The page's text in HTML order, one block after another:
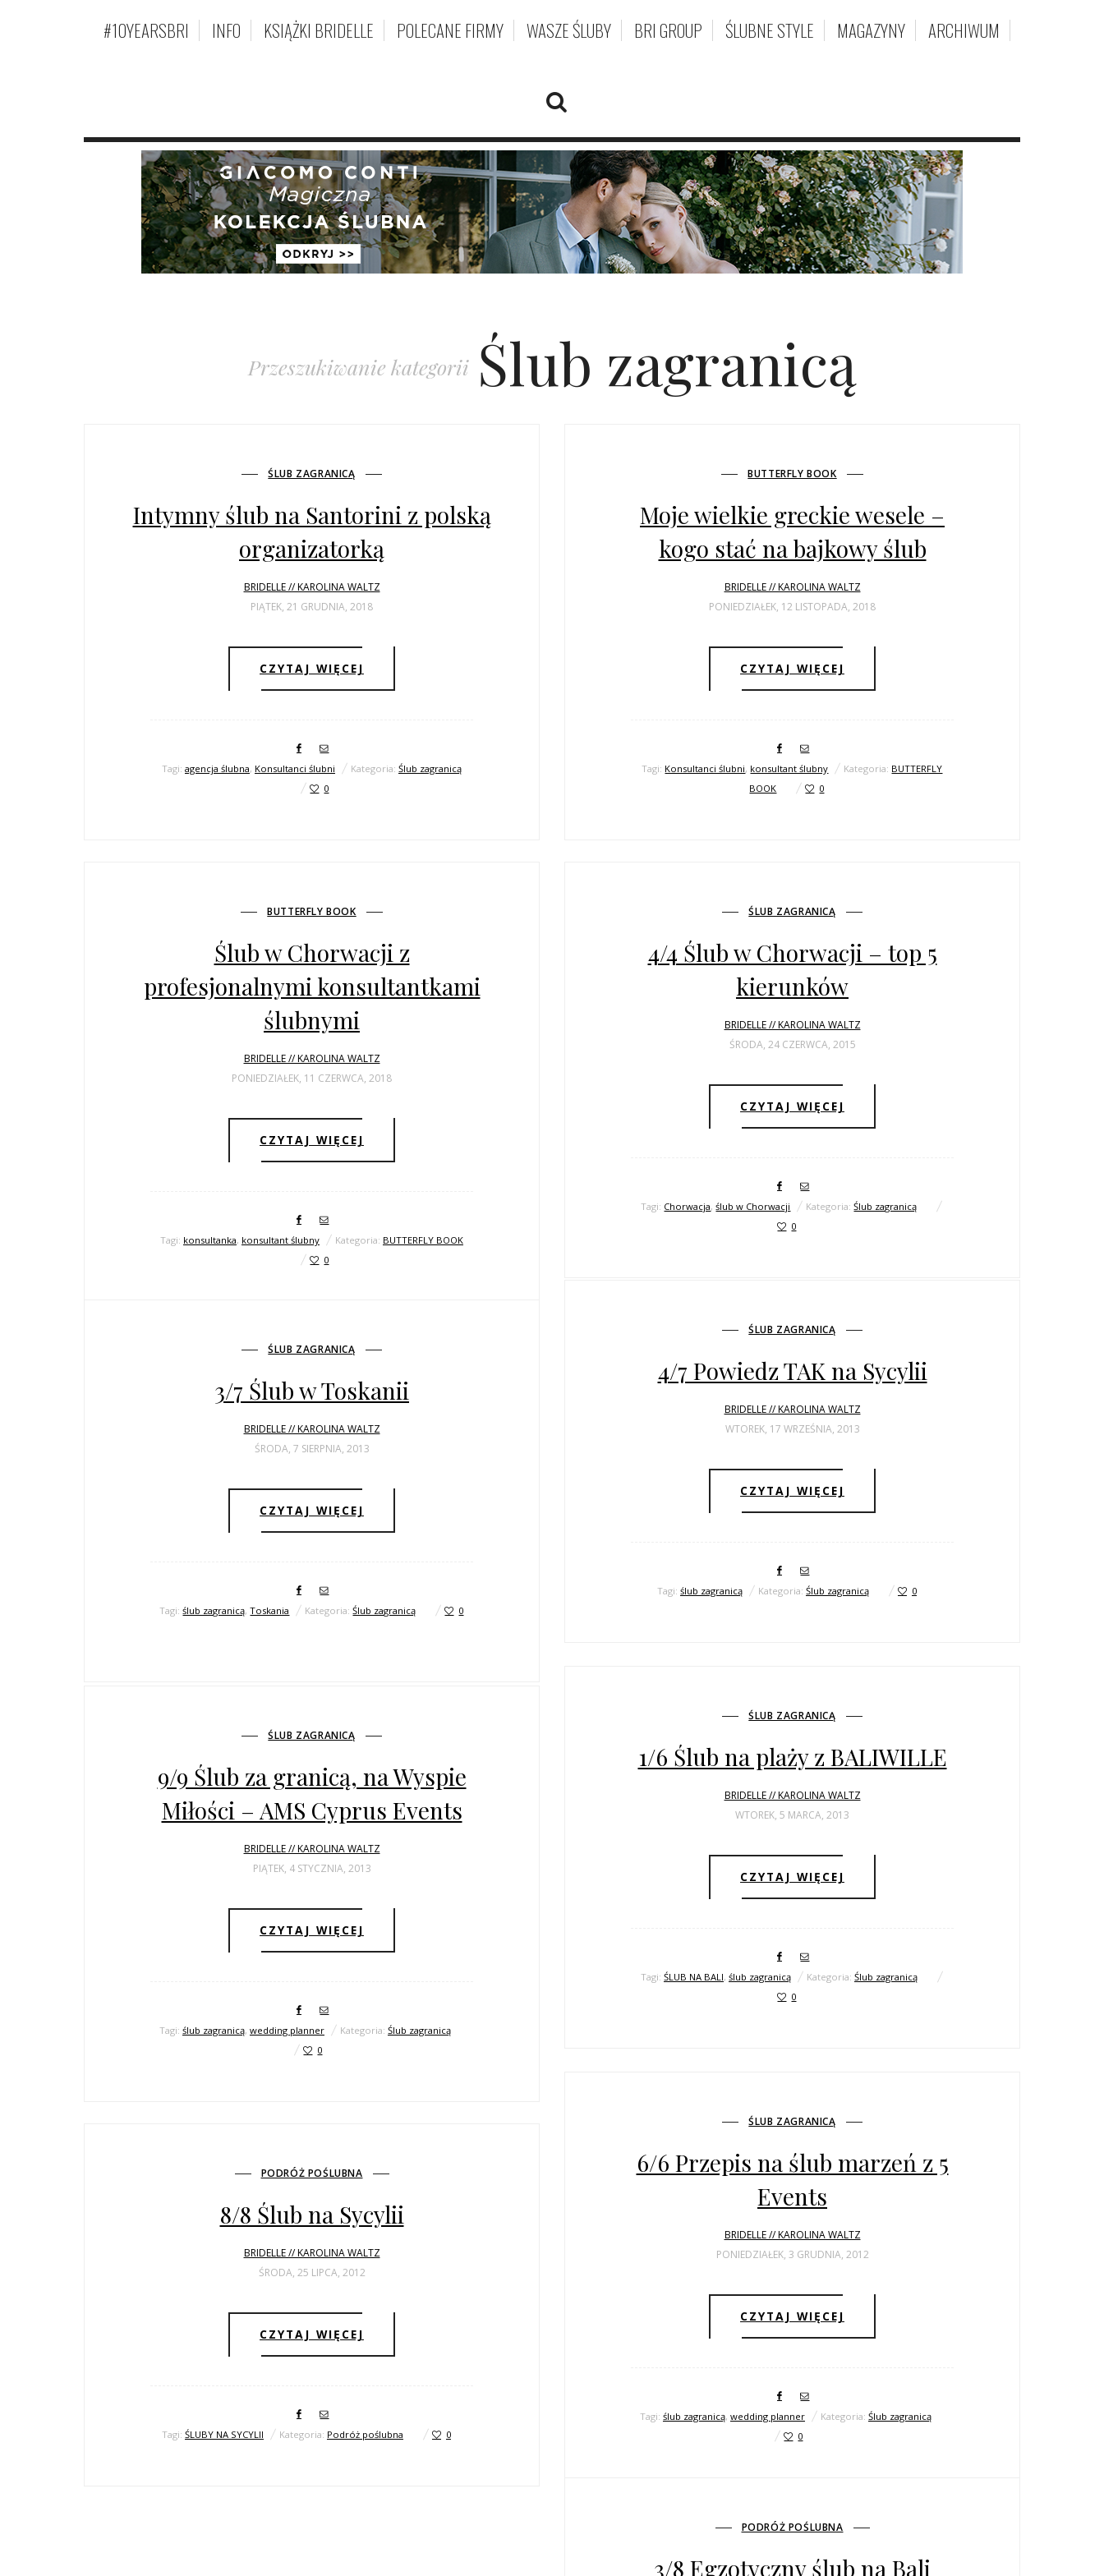
#10YEARSBRI INFO KSIĄŻKI BRIDELLE POLECANE FIRMY WASZE ŚLUBY BRI GROUP ŚLUBNE STYLE MAGAZYNY ARCHIWUM
Przeszukiwanie kategorii Ślub zagranicą
ŚLUB ZAGRANICĄ
Intymny ślub na Santorini z polską
organizatorką
BRIDELLE // KAROLINA WALTZ
PIĄTEK, 21 GRUDNIA, 2018
CZYTAJ WIĘCEJ
Tagi: agencja ślubna, Konsultanci ślubni Kategoria: Ślub zagranicą
0
BUTTERFLY BOOK
Moje wielkie greckie wesele –
kogo stać na bajkowy ślub
BRIDELLE // KAROLINA WALTZ
PONIEDZIAŁEK, 12 LISTOPADA, 2018
CZYTAJ WIĘCEJ
Tagi: Konsultanci ślubni, konsultant ślubny Kategoria: BUTTERFLY
BOOK
0
BUTTERFLY BOOK
Ślub w Chorwacji z
profesjonalnymi konsultantkami
ślubnymi
BRIDELLE // KAROLINA WALTZ
PONIEDZIAŁEK, 11 CZERWCA, 2018
CZYTAJ WIĘCEJ
Tagi: konsultanka, konsultant ślubny Kategoria: BUTTERFLY BOOK
0
ŚLUB ZAGRANICĄ
4/4 Ślub w Chorwacji – top 5
kierunków
BRIDELLE // KAROLINA WALTZ
ŚRODA, 24 CZERWCA, 2015
CZYTAJ WIĘCEJ
Tagi: Chorwacja,ślub w Chorwacji Kategoria:Ślub zagranicą
0
ŚLUB ZAGRANICĄ
4/7 Powiedz TAK na Sycylii
BRIDELLE // KAROLINA WALTZ
WTOREK, 17 WRZEŚNIA, 2013
CZYTAJ WIĘCEJ
Tagi: ślub zagranicą Kategoria: Ślub zagranicą 0
ŚLUB ZAGRANICĄ
3/7 Ślub w Toskanii
BRIDELLE // KAROLINA WALTZ
ŚRODA, 7 SIERPNIA, 2013
CZYTAJ WIĘCEJ
Tagi:ślub zagranicą,Toskania Kategoria:Ślub zagranicą 0
ŚLUB ZAGRANICĄ
1/6 Ślub na plaży z BALIWILLE
BRIDELLE // KAROLINA WALTZ
WTOREK, 5 MARCA, 2013
CZYTAJ WIĘCEJ
Tagi: ŚLUB NA BALI, ślub zagranicą Kategoria: Ślub zagranicą
0
ŚLUB ZAGRANICĄ
9/9 Ślub za granicą, na Wyspie
Miłości – AMS Cyprus Events
BRIDELLE // KAROLINA WALTZ
PIĄTEK, 4 STYCZNIA, 2013
CZYTAJ WIĘCEJ
Tagi: ślub zagranicą, wedding planner Kategoria: Ślub zagranicą
0
ŚLUB ZAGRANICĄ
6/6 Przepis na ślub marzeń z 5
Events
BRIDELLE // KAROLINA WALTZ
PONIEDZIAŁEK, 3 GRUDNIA, 2012
CZYTAJ WIĘCEJ
Tagi: ślub zagranicą, wedding planner Kategoria: Ślub zagranicą
0
PODRÓŻ POŚLUBNA
8/8 Ślub na Sycylii
BRIDELLE // KAROLINA WALTZ
ŚRODA, 25 LIPCA, 2012
CZYTAJ WIĘCEJ
Tagi: ŚLUBY NA SYCYLII Kategoria: Podróż poślubna 0
PODRÓŻ POŚLUBNA
3/8 Egzotyczny ślub na Bali